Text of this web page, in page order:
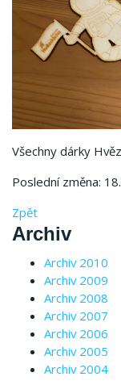
Všechny dárky
Poslední změna:
Zpět
Archiv
Archiv 2010
Archiv 2009
Archiv 2008
Archiv 2007
Archiv 2006
Archiv 2005
Archiv 2004